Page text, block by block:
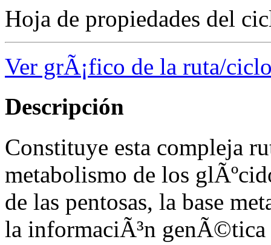
Hoja de propiedades del
Ver grÃ¡fico de la ruta/
Descripción
Constituye esta compleja
metabolismo de los
de las pentosas, la base
la informaciÃ³n genÃ©tica